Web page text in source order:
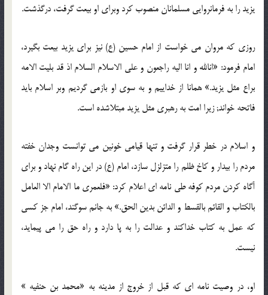
یزید را به فرمانروایی مسلمانان منصوب کرد وبرای او بیعت گرفت، درگذشت.
روزی که مروان می خواست از امام حسین (ع) نیز برای یزید بیعت بگیرد،
امام فرمود: «انالله و انا الیه راجعون و علی الاسلام السلام اذ قد بلیت الامه
براع مثل یزید.» همانا از خداییم و به سوی او بازمی گردیم وبر اسلام باید
فاتحه خواند; زیرا امت به رهبری مثل یزید مبتلاشده است.
و اسلام در خطر قرار گرفت و تنها قیامی خونین می توانست وجدان خفته
مردم را بیدار و کاخ ظلم را متزلزل سازد، امام (ع) در این راه گام نهاد و برای
آگاه کردن مردم کوفه طی نامه ای اعلام کرد: «فلعمری ما الامام الا العامل
بالکتاب و القائم بالقسط و الدائن بدین الحق.» به جانم سوگند، امام جز کسی
که عمل به کتاب خداکند و عدالت را به پا دارد و راه حق را می پیماید،
نیست.
او، در وصیت نامه ای که قبل از خروج از مدینه به «محمد بن حنفیه »